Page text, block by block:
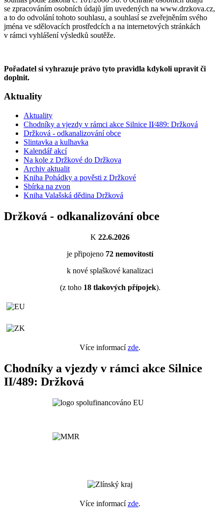
se zpracováním osobních údajů jím uvedených na www.drzkova.cz,
a to do odvolání tohoto souhlasu, a souhlasí se zveřejněním svého
jména ve sdělovacích prostředcích a na internetových stránkách
v rámci vyhlášení výsledků soutěže.
Pořadatel si vyhrazuje právo tyto pravidla kdykoli upravit či
doplnit.
Aktuality
Aktuality
Chodníky a vjezdy v rámci akce Silnice II⁄489: Držková
Držková - odkanalizování obce
Slintavka a kulhavka
Kalendář akcí
Na kole z Držkové do Držkova
Archiv aktualit
Kniha Pohádky a pověsti z Držkové
Sbírka na zvon
Kniha Valašská dědina Držková
Držková - odkanalizování obce
K 22.6.2026
je připojeno 72 nemovitostí
k nové splaškové kanalizaci
(z toho 18tlakových přípojek).
Více informacízde.
Chodníky a vjezdy v rámci akce Silnice
II/489: Držková
Více informacízde.